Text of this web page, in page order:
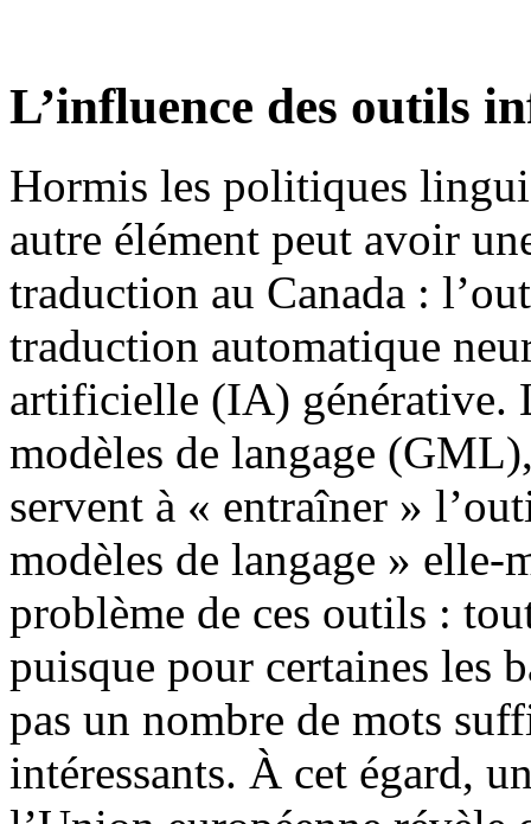
L’influence des outils
Hormis les politiques
autre élément peut avoir
traduction au Canada :
traduction automatique
artificielle (IA) générative.
modèles de langage
servent à « entraîner »
modèles de langage » elle-
problème de ces outils :
puisque pour certaines les
pas un nombre de mots
intéressants. À cet égard,